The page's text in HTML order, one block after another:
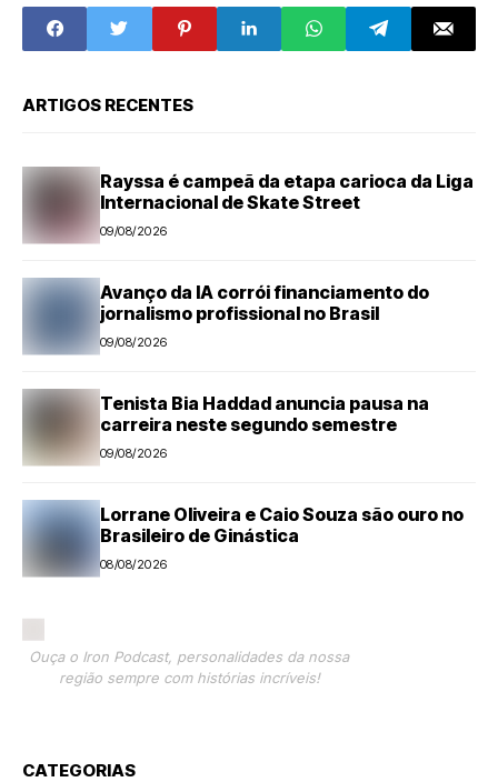
Educação
que permanece
igual
ARTIGOS RECENTES
Rayssa é campeã da etapa carioca da Liga
Internacional de Skate Street
09/08/2026
Avanço da IA corrói financiamento do
jornalismo profissional no Brasil
09/08/2026
Tenista Bia Haddad anuncia pausa na
carreira neste segundo semestre
09/08/2026
Lorrane Oliveira e Caio Souza são ouro no
Brasileiro de Ginástica
08/08/2026
Ouça o Iron Podcast, personalidades da nossa
região sempre com histórias incríveis!
CATEGORIAS